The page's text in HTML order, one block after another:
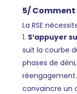
5/
La RSE
S’appuyer
suit la courbe
phases de
réengagement.
convaincre un